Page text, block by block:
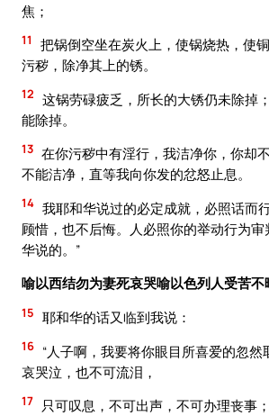
焦；
11
把锅倒空坐在炭火上，使锅烧热，使
污秽，除净其上的锈。
12 这锅劳碌疲乏，所长的大锈仍未除掉
能除掉。
13 在你污秽中有淫行，我洁净你，你却
不能洁净，直等我向你发的忿怒止息。
14 我耶和华说过的必定成就，必照话而
顾惜，也不后悔。人必照你的举动行为
华说的。”
喻以西结勿为妻死哀哭喻以色列人受苦不
15 耶和华的话又临到我说：
16 “人子啊，我要将你眼目所喜爱的忽
哀哭泣，也不可流泪，
17
只可叹息，不可出声，不可办理丧事